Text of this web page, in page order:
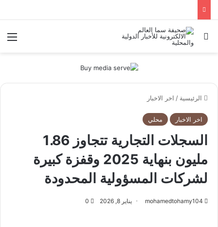
بحث عن
الرئيسية / اخر الاخبار
اخر الاخبار محلي
السجلات التجارية تتجاوز 1.86
مليون بنهاية 2025 وقفزة كبيرة
لشركات المسؤولية المحدودة
mohamedtohamy104 يناير 8, 2026 0